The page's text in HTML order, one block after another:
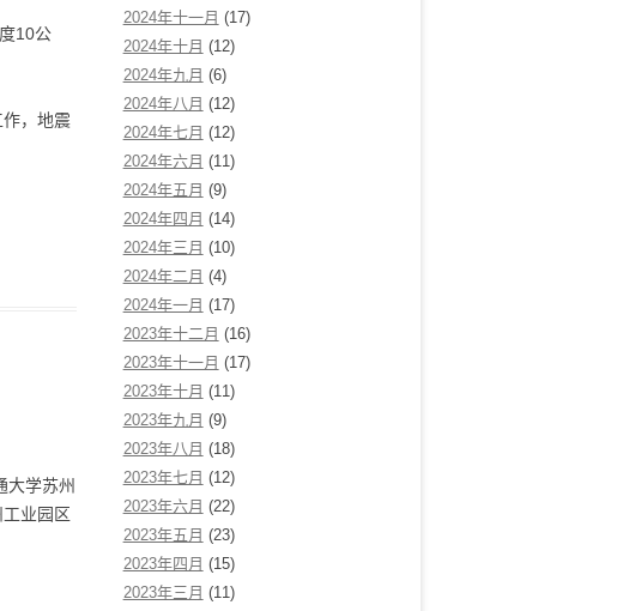
10公
，地震
大学苏州
业园区
2024年十一月 (17)
2024年十月 (12)
2024年九月 (6)
2024年八月 (12)
2024年七月 (12)
2024年六月 (11)
2024年五月 (9)
2024年四月 (14)
2024年三月 (10)
2024年二月 (4)
2024年一月 (17)
2023年十二月 (16)
2023年十一月 (17)
2023年十月 (11)
2023年九月 (9)
2023年八月 (18)
2023年七月 (12)
2023年六月 (22)
2023年五月 (23)
2023年四月 (15)
2023年三月 (11)